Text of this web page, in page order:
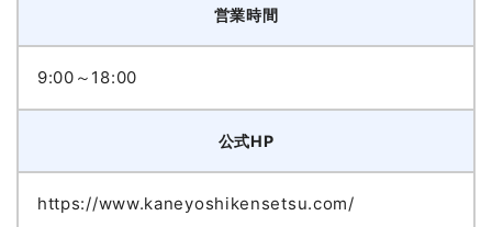
営業時間
9:00～18:00
公式HP
https://www.kaneyoshikensetsu.com/